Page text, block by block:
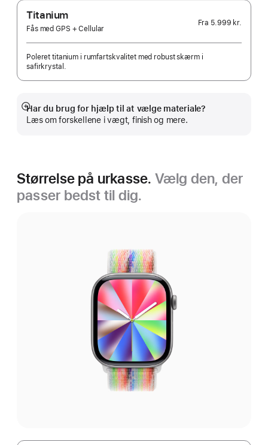
Titanium
Fås med GPS + Cellular
Fra 5.999 kr.
Poleret titanium i rumfartskvalitet med robust skærm i
safirkrystal.
Har du brug for hjælp til at vælge materiale?
Læs om forskellene i vægt, finish og mere.
Vis
mere
Størrelse på urkasse. Vælg den, der
passer bedst til dig.